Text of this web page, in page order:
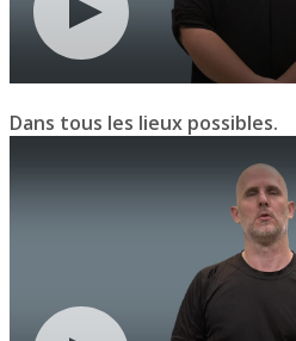
Dans tous les lieux possibles.